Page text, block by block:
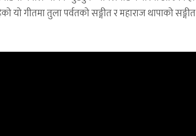
गीतमा तुला पर्वतको सङ्गीत र महाराज थापाको सङ्गीत